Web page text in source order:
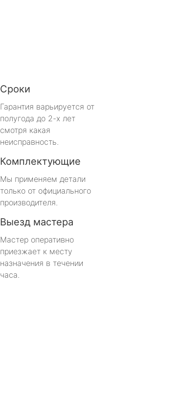
Сроки
Гарантия варьируется от
полугода до 2-х лет
смотря какая
неисправность.
Комплектующие
Мы применяем детали
только от официального
производителя.
Выезд мастера
Мастер оперативно
приезжает к месту
назначения в течении
часа.